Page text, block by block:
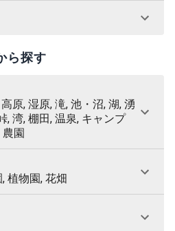
ら探す
原, 湿原, 滝, 池・沼, 湖, 湧
, 湾, 棚田, 温泉, キャンプ
農園
植物園, 花畑